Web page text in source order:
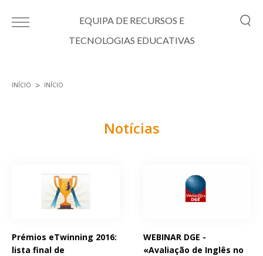
EQUIPA DE RECURSOS E
TECNOLOGIAS EDUCATIVAS
INÍCIO INÍCIO
Notícias
Prémios eTwinning 2016:
lista final de
WEBINAR DGE -
«Avaliação de Inglês no
Páginas